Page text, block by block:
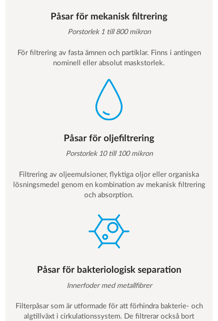
Påsar för mekanisk filtrering
Porstorlek 1 till 800 mikron
För filtrering av fasta ämnen och partiklar. Finns i antingen
nominell eller absolut maskstorlek.
Påsar för oljefiltrering
Porstorlek 10 till 100 mikron
Filtrering av oljeemulsioner, flyktiga oljor eller organiska
lösningsmedel genom en kombination av mekanisk filtrering
och absorption.
Påsar för bakteriologisk separation
Innerfoder med metallfibrer
Filterpåsar som är utformade för att förhindra bakterie- och
algtillväxt i cirkulationssystem. De filtrerar också bort